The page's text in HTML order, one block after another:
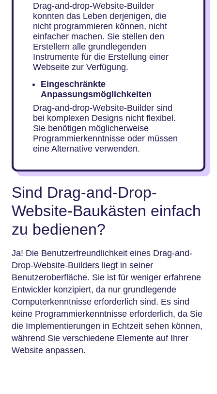
Drag-and-drop-Website-Builder
konnten das Leben derjenigen, die
nicht programmieren können, nicht
einfacher machen. Sie stellen den
Erstellern alle grundlegenden
Instrumente für die Erstellung einer
Webseite zur Verfügung.
Eingeschränkte
Anpassungsmöglichkeiten
Drag-and-drop-Website-Builder sind
bei komplexen Designs nicht flexibel.
Sie benötigen möglicherweise
Programmierkenntnisse oder müssen
eine Alternative verwenden.
Sind Drag-and-Drop-
Website-Baukästen einfach
zu bedienen?
Ja! Die Benutzerfreundlichkeit eines Drag-and-
Drop-Website-Builders liegt in seiner
Benutzeroberfläche. Sie ist für weniger erfahrene
Entwickler konzipiert, da nur grundlegende
Computerkenntnisse erforderlich sind. Es sind
keine Programmierkenntnisse erforderlich, da Sie
die Implementierungen in Echtzeit sehen können,
während Sie verschiedene Elemente auf Ihrer
Website anpassen.